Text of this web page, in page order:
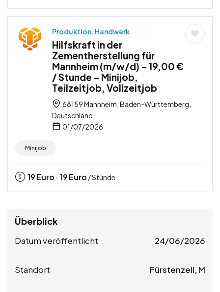
Produktion, Handwerk
Hilfskraft in der
Zementherstellung für
Mannheim (m/w/d) – 19,00 €
/ Stunde – Minijob,
Teilzeitjob, Vollzeitjob
68159 Mannheim, Baden-Württemberg,
Deutschland
01/07/2026
Minijob
19Euro -19Euro / Stunde
Überblick
Datum veröffentlicht 24/06/2026
Standort Fürstenzell, M